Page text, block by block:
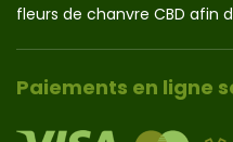
fleurs de chanvre CBD afin
Paiements en ligne